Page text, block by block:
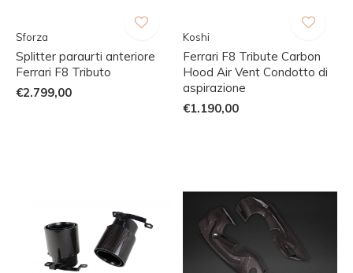
Sforza
Splitter paraurti anteriore
Ferrari F8 Tributo
€2.799,00
Koshi
Ferrari F8 Tribute Carbon
Hood Air Vent Condotto di
aspirazione
€1.190,00